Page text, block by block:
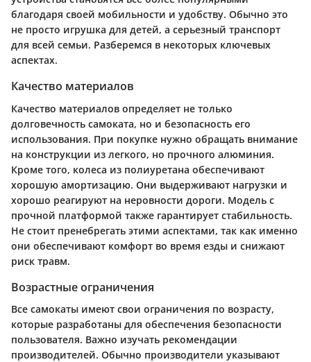
благодаря своей мобильности и удобству. Обычно это
не просто игрушка для детей, а серьезный транспорт
для всей семьи. Разберемся в некоторых ключевых
аспектах.
Качество материалов
Качество материалов определяет не только
долговечность самоката, но и безопасность его
использования. При покупке нужно обращать внимание
на конструкции из легкого, но прочного алюминия.
Кроме того, колеса из полиуретана обеспечивают
хорошую амортизацию. Они выдерживают нагрузки и
хорошо реагируют на неровности дороги. Модель с
прочной платформой также гарантирует стабильность.
Не стоит пренебрегать этими аспектами, так как именно
они обеспечивают комфорт во время езды и снижают
риск травм.
Возрастные ограничения
Все самокаты имеют свои ограничения по возрасту,
которые разработаны для обеспечения безопасности
пользователя. Важно изучать рекомендации
производителей. Обычно производители указывают